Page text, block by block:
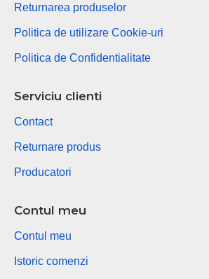
Returnarea produselor
Politica de utilizare Cookie-uri
Politica de Confidentialitate
Serviciu clienti
Contact
Returnare produs
Producatori
Contul meu
Contul meu
Istoric comenzi